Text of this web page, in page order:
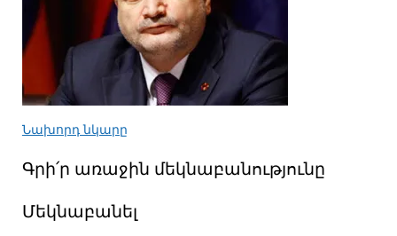
Նախորդ նկարը
Գրի՛ր առաջին մեկնաբանությունը
Մեկնաբանել